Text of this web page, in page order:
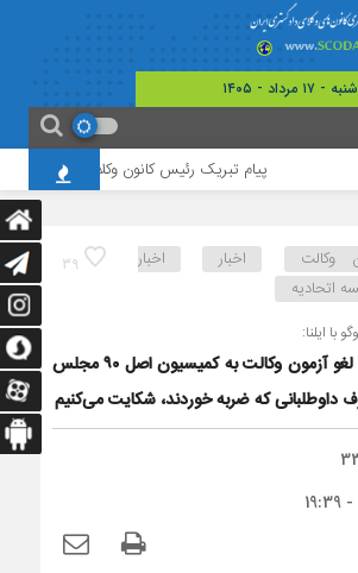
مرداد - ۱۴۰۵
پیام تبریک رئیس کانون وکلای گلستان به
39 وکالت اخبار
اخبار
اتحادیه
ایلنا:
گزارشی درخصوص لغو آزمون وکالت به کمیسیون اصل ۹۰ مجلس
داوطلبانی که ضربه خوردند، شکایت می‌کنیم